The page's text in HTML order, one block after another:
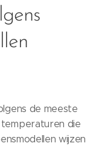
de meeste
temperaturen die
wijzen